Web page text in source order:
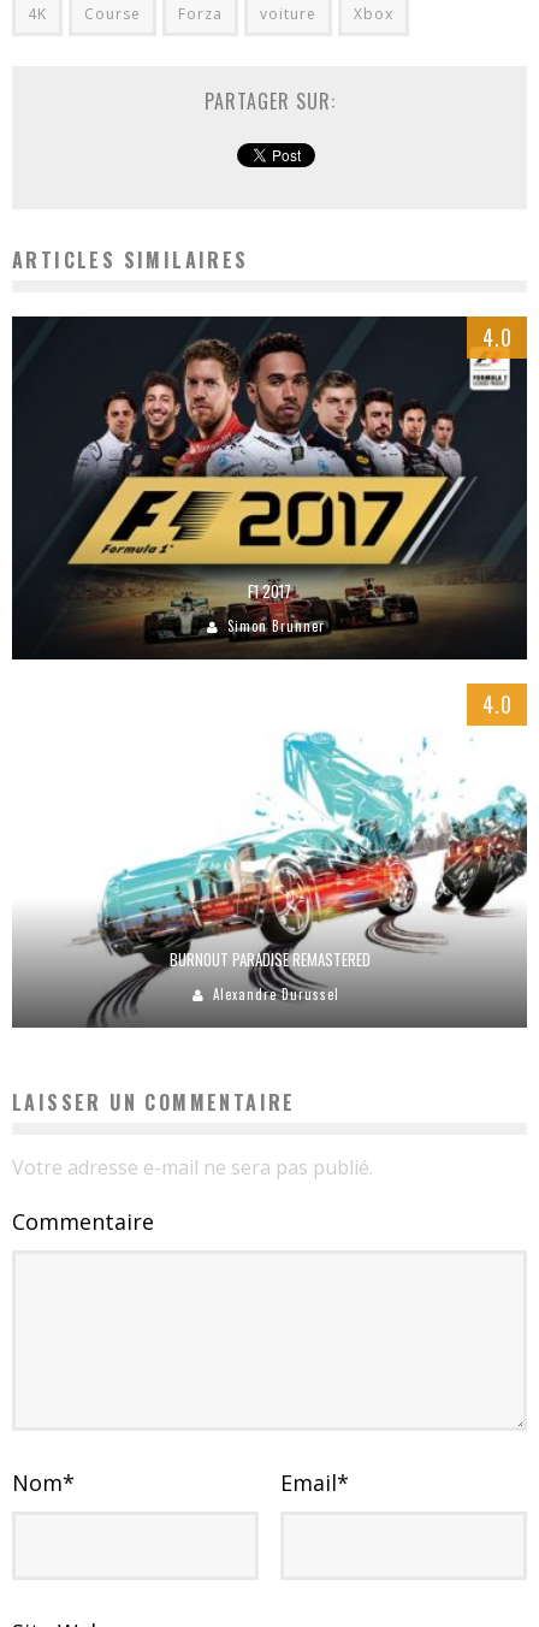
4K Course Forza voiture Xbox
PARTAGER SUR:
ARTICLES SIMILAIRES
4.0
F1 2017
Simon Brunner
4.0
BURNOUT PARADISE REMASTERED
Alexandre Durussel
LAISSER UN COMMENTAIRE
Votre adresse e-mail ne sera pas publié.
Commentaire
Nom* Email*